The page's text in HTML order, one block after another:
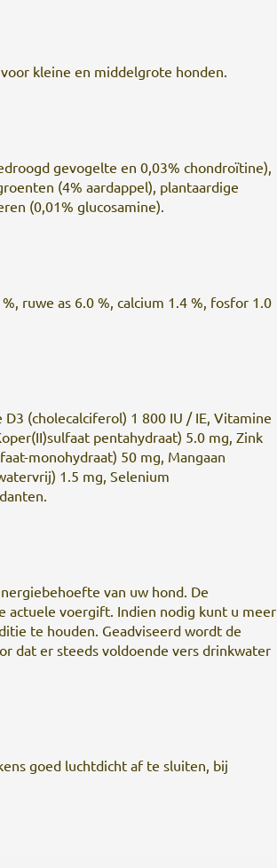
kleine en middelgrote honden.
gevogelte en 0,03% chondroïtine),
(4% aardappel), plantaardige
(0,01% glucosamine).
ruwe as 6.0 %, calcium 1.4 %, fosfor 1.0
(cholecalciferol) 1 800 IU / IE, Vitamine
pentahydraat) 5.0 mg, Zink
monohydraat) 50 mg, Mangaan
1.5 mg, Selenium
van uw hond. De
actuele voergift. Indien nodig kunt u meer
te houden. Geadviseerd wordt de
dat er steeds voldoende vers drinkwater
goed luchtdicht af te sluiten, bij